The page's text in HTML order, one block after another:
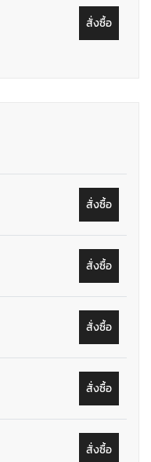
สั่งซื้อ
สั่งซื้อ
สั่งซื้อ
สั่งซื้อ
สั่งซื้อ
สั่งซื้อ